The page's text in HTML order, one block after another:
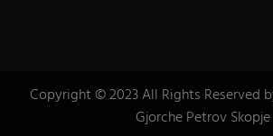
Copyright © 2023 All Rights Reserved
Gjorche Petrov Skopje